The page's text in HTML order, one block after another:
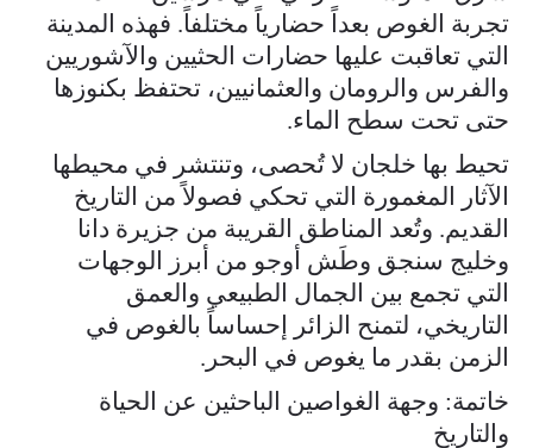
تجربة الغوص بعداً حضارياً مختلفاً. فهذه المدينة
التي تعاقبت عليها حضارات الحثيين والآشوريين
والفرس والرومان والعثمانيين، تحتفظ بكنوزها
حتى تحت سطح الماء.
تحيط بها خلجان لا تُحصى، وتنتشر في محيطها
الآثار المغمورة التي تحكي فصولاً من التاريخ
القديم. وتُعد المناطق القريبة من جزيرة دانا
وخليج سنجق وطَش أوجو من أبرز الوجهات
التي تجمع بين الجمال الطبيعي والعمق
التاريخي، لتمنح الزائر إحساساً بالغوص في
الزمن بقدر ما يغوص في البحر.
خاتمة: وجهة الغواصين الباحثين عن الحياة
والتاريخ